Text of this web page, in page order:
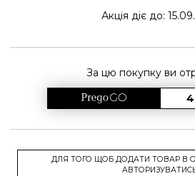
Акція діє до:
За цю покупку ви
ДЛЯ ТОГО ЩОБ ДОДАТИ ТОВАР В